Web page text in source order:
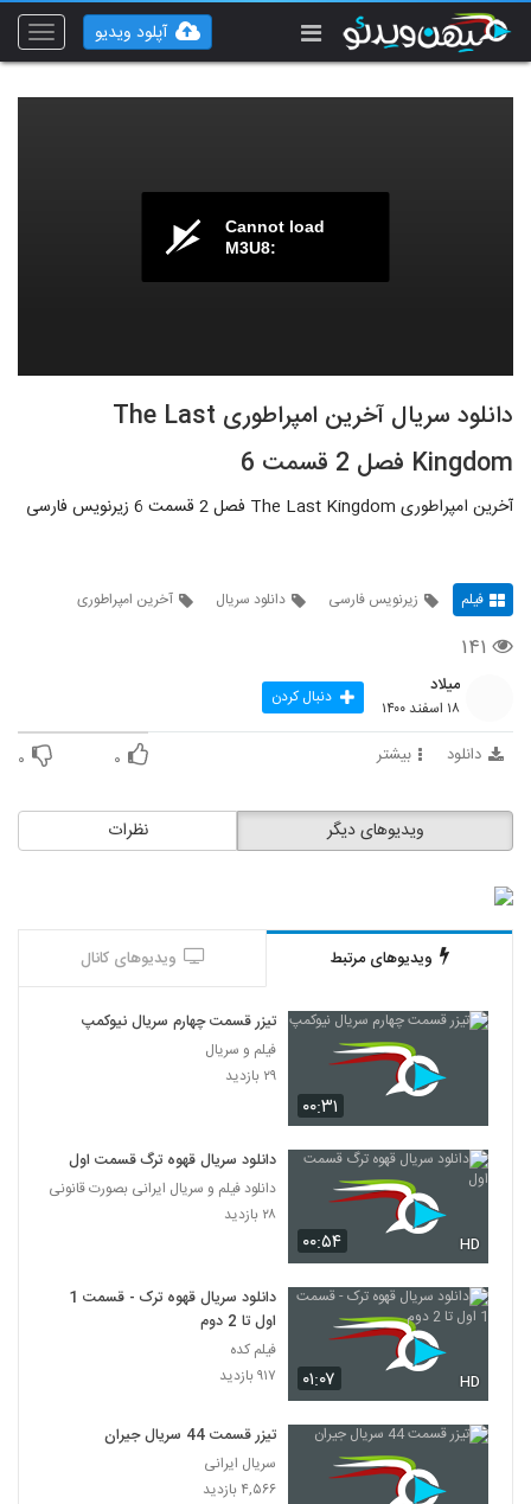
Toggle
آپلود ویدیو
Cannot load
M3U8:
دانلود سریال آخرین امپراطوری The Last
Kingdom فصل 2 قسمت 6
آخرین امپراطوری The Last Kingdom فصل 2 قسمت 6 زیرنویس فارسی
فیلم زیرنویس فارسی دانلود سریال آخرین امپراطوری
۱۴۱
میلاد
۱۸ اسفند ۱۴۰۰ دنبال کردن
دانلود بیشتر ۰ ۰
نظرات ویدیوهای دیگر
ویدیوهای مرتبط ویدیوهای کانال
۰۰:۳۱
تیزر قسمت چهارم سریال نیوکمپ
فیلم و سریال
۲۹ بازدید
۰۰:۵۴ HD
دانلود سریال قهوه ترگ قسمت اول
دانلود فیلم و سریال ایرانی بصورت قانونی
۲۸ بازدید
۰۱:۰۷ HD
دانلود سریال قهوه ترک - قسمت 1
اول تا 2 دوم
فیلم کده
۹۱۷ بازدید
تیزر قسمت 44 سریال جیران
سریال ایرانی
۴,۵۶۶ بازدید